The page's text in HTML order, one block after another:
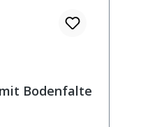
Bodenfalte